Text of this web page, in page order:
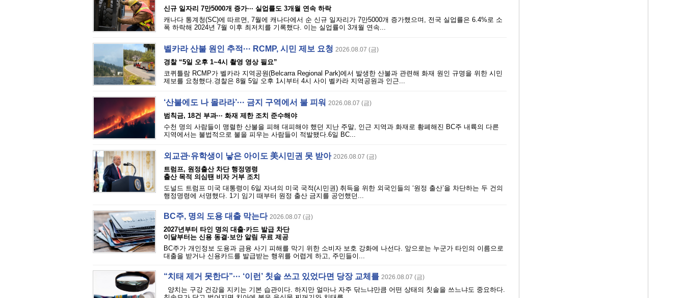
신규 일자리 7만5000개 증가··· 실업률도 3개월 연속 하락
캐나다 통계청(SC)에 따르면, 7월에 캐나다에서 순 신규 일자리가 7만5000개 증가했으며, 전국 실업률은 6.4%로 소
폭 하락해 2024년 7월 이후 최저치를 기록했다. 이는 실업률이 3개월 연속...
벨카라 산불 원인 추적··· RCMP, 시민 제보 요청 2026.08.07 (금)
경찰 “5일 오후 1~4시 촬영 영상 필요”
코퀴틀람 RCMP가 벨카라 지역공원(Belcarra Regional Park)에서 발생한 산불과 관련해 화재 원인 규명을 위한 시민
제보를 요청했다.경찰은 8월 5일 오후 1시부터 4시 사이 벨카라 지역공원과 인근...
‘산불에도 나 몰라라’··· 금지 구역에서 불 피워 2026.08.07 (금)
범칙금, 18건 부과··· 화재 제한 조치 준수해야
수천 명의 사람들이 맹렬한 산불을 피해 대피해야 했던 지난 주말, 인근 지역과 화재로 황폐해진 BC주 내륙의 다른
지역에서는 불법적으로 불을 피우는 사람들이 적발됐다.6일 BC...
외교관·유학생이 낳은 아이도 美시민권 못 받아 2026.08.07 (금)
트럼프, 원정출산 차단 행정명령
출산 목적 의심땐 비자 거부 조치
도널드 트럼프 미국 대통령이 6일 자녀의 미국 국적(시민권) 취득을 위한 외국인들의 ‘원정 출산’을 차단하는 두 건의
행정명령에 서명했다. 1기 임기 때부터 원정 출산 금지를 공언했던...
BC주, 명의 도용 대출 막는다 2026.08.07 (금)
2027년부터 타인 명의 대출·카드 발급 차단
이달부터는 신용 동결·보안 알림 무료 제공
BC주가 개인정보 도용과 금융 사기 피해를 막기 위한 소비자 보호 강화에 나선다. 앞으로는 누군가 타인의 이름으로
대출을 받거나 신용카드를 발급받는 행위를 어렵게 하고, 주민들이...
“치태 제거 못한다”··· ‘이런’ 칫솔 쓰고 있었다면 당장 교체를 2026.08.07 (금)
양치는 구강 건강을 지키는 기본 습관이다. 하지만 얼마나 자주 닦느냐만큼 어떤 상태의 칫솔을 쓰느냐도 중요하다.